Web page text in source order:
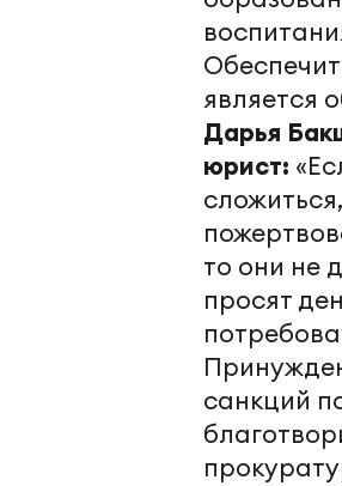
является
Дарья
юрист:
то они не
просят
санкций